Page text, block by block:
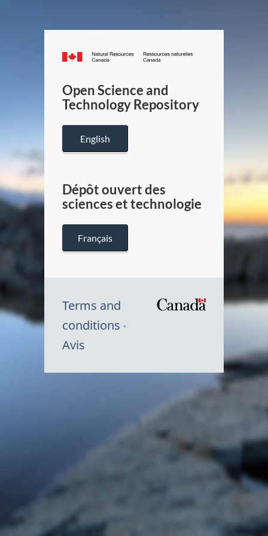
Canada.ca
/
Canada
Open Science and
Technology Repository
English
Dépôt ouvert des
sciences et technologie
Français
Terms and
conditions
Avis
du